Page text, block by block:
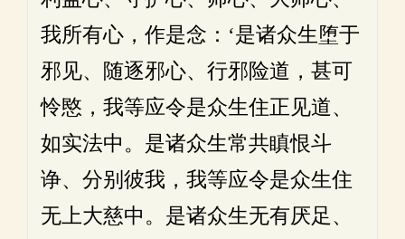
我所有心，作是念：‘是诸众生堕于
邪见、随逐邪心、行邪险道，甚可
怜愍，我等应令是众生住正见道、
如实法中。是诸众生常共瞋恨斗
诤、分别彼我，我等应令是众生住
无上大慈中。是诸众生无有厌足、